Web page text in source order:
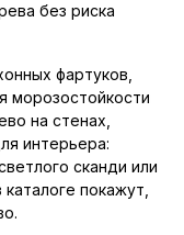
без риска
фартуков,
морозостойкости
на стенах,
интерьера:
сканди или
покажут,